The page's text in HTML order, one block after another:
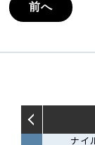
前へ